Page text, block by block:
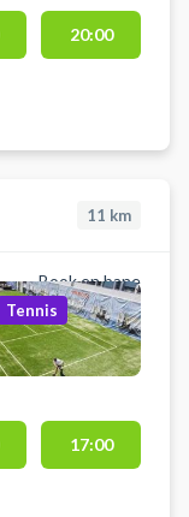
20:00
11 km
Book en bane
Tennis
17:00